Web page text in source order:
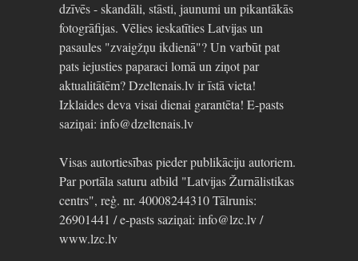
dzīvēs - skandāli, stāsti, jaunumi un pikantākās
fotogrāfijas. Vēlies ieskatīties Latvijas un
pasaules "zvaigžņu ikdienā"? Un varbūt pat
pats iejusties paparaci lomā un ziņot par
aktualitātēm? Dzeltenais.lv ir īstā vieta!
Izklaides deva visai dienai garantēta! E-pasts
saziņai: info@dzeltenais.lv
Visas autortiesības pieder publikāciju autoriem.
Par portāla saturu atbild "Latvijas Žurnālistikas
centrs", reģ. nr. 40008244310 Tālrunis:
26901441 / e-pasts saziņai: info@lzc.lv /
www.lzc.lv